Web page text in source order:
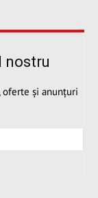
nostru
oferte și anunțuri